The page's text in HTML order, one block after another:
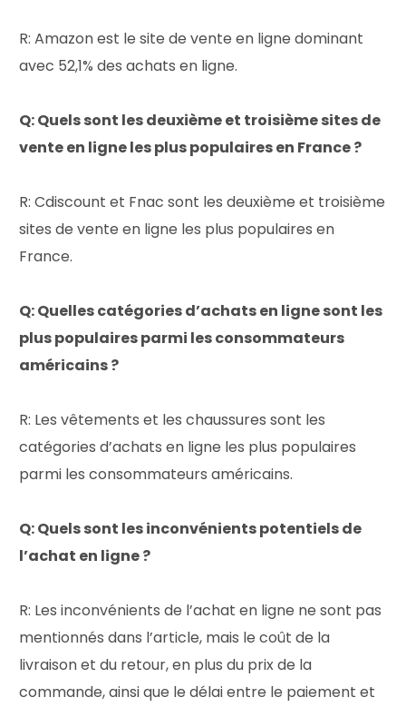
R: Amazon est le site de vente en ligne dominant
avec 52,1% des achats en ligne.
Q: Quels sont les deuxième et troisième sites de
vente en ligne les plus populaires en France ?
R: Cdiscount et Fnac sont les deuxième et troisième
sites de vente en ligne les plus populaires en
France.
Q: Quelles catégories d’achats en ligne sont les
plus populaires parmi les consommateurs
américains ?
R: Les vêtements et les chaussures sont les
catégories d’achats en ligne les plus populaires
parmi les consommateurs américains.
Q: Quels sont les inconvénients potentiels de
l’achat en ligne ?
R: Les inconvénients de l’achat en ligne ne sont pas
mentionnés dans l’article, mais le coût de la
livraison et du retour, en plus du prix de la
commande, ainsi que le délai entre le paiement et